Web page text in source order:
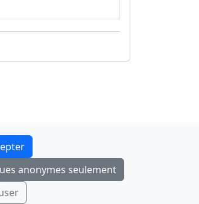
Store·Google Play·Linux
Tchap
anonymes seulement